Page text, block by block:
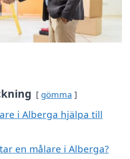
gömma
i Alberga hjälpa till
en målare i Alberga?